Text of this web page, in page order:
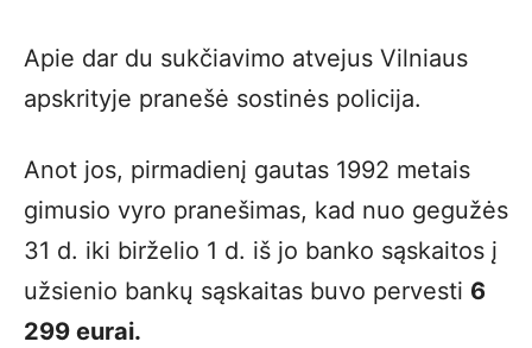
Apie dar du sukčiavimo atvejus Vilniaus
apskrityje pranešė sostinės policija.
Anot jos, pirmadienį gautas 1992 metais
gimusio vyro pranešimas, kad nuo gegužės
31 d. iki birželio 1 d. iš jo banko sąskaitos į
užsienio bankų sąskaitas buvo pervesti 6
299 eurai.